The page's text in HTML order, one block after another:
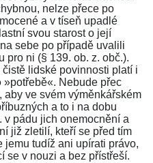
nelze přece po
a v tíseň upadlé
svou starost o její
sebe po případě uvalili
pro ni (§ 139. ob. z. obč.).
lidské povinnosti platí i
»potřebě«. Nebude přec
ve svém výměnkářském
a to i na dobu
v pádu jich onemocnění a
již zletilí, kteří se před tím
jemu tudíž ani upírati právo,
se v nouzi a bez přístřeší.